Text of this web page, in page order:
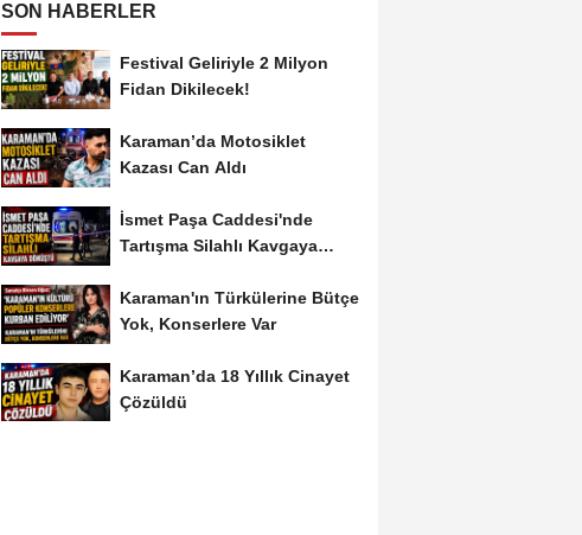
SON HABERLER
Festival Geliriyle 2 Milyon
Fidan Dikilecek!
Karaman’da Motosiklet
Kazası Can Aldı
İsmet Paşa Caddesi'nde
Tartışma Silahlı Kavgaya
Karaman'ın Türkülerine Bütçe
Yok, Konserlere Var
Karaman’da 18 Yıllık Cinayet
Çözüldü